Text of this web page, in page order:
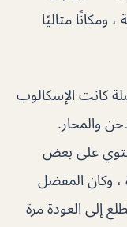
ومكانًا مثاليًا
كانت الإسكالوب
والمحار.
تحتوي على بعض
، وكان المفضل
إلى العودة مرة